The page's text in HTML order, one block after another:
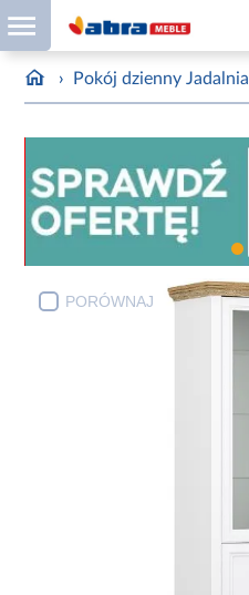
› Pokój dzienny Jadalnia
PORÓWNAJ